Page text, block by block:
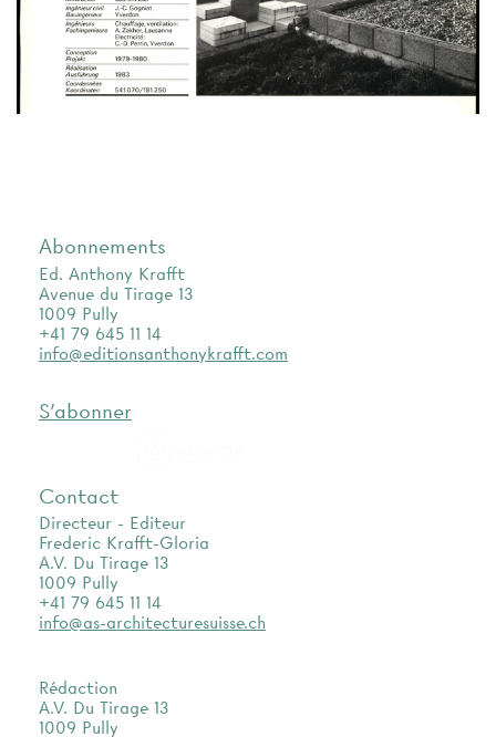
Abonnements
Ed. Anthony Krafft
Avenue du Tirage 13
1009 Pully
+41 79 645 11 14
info@editionsanthonykrafft.com
S'abonner
Contact
Directeur - Editeur
Frederic Krafft-Gloria
A.V. Du Tirage 13
1009 Pully
+41 79 645 11 14
info@as-architecturesuisse.ch
Rédaction
A.V. Du Tirage 13
1009 Pully